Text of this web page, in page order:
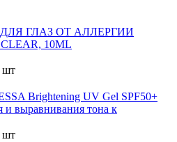
ГЛАЗ ОТ АЛЛЕРГИИ
10ML
шт
Brightening UV Gel SPF50+
и выравнивания тона к
шт